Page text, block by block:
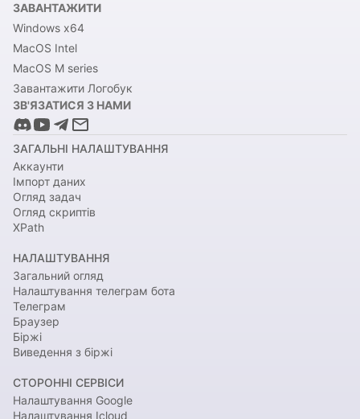
ЗАВАНТАЖИТИ
Windows x64
MacOS Intel
MacOS M series
Завантажити Логобук
ЗВ'ЯЗАТИСЯ З НАМИ
ЗАГАЛЬНІ НАЛАШТУВАННЯ
Аккаунти
Імпорт даних
Огляд задач
Огляд скриптів
XPath
НАЛАШТУВАННЯ
Загальний огляд
Налаштування телеграм бота
Телеграм
Браузер
Біржі
Виведення з біржі
СТОРОННІ СЕРВІСИ
Налаштування Google
Налаштування Icloud